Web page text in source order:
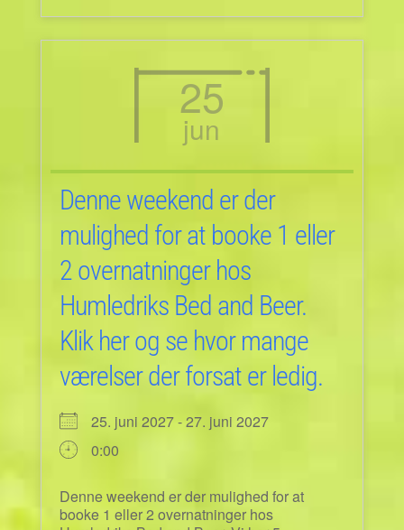
25
jun
Denne weekend er der
mulighed for at booke 1 eller
2 overnatninger hos
Humledriks Bed and Beer.
Klik her og se hvor mange
værelser der forsat er ledig.
25. juni 2027 - 27. juni 2027
0:00
Denne weekend er der mulighed for at
booke 1 eller 2 overnatninger hos